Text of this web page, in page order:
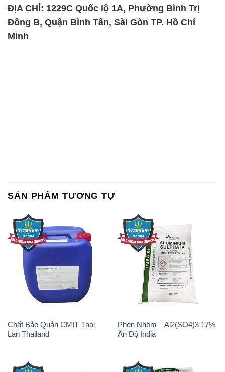
ĐỊA CHỈ: 1229C Quốc lộ 1A, Phường Bình Trị
Đông B, Quận Bình Tân, Sài Gòn TP. Hồ Chí
Minh
SẢN PHẨM TƯƠNG TỰ
Chất Bảo Quản CMIT Thái
Lan Thailand
Phèn Nhôm – Al2(SO4)3 17%
Ấn Độ India